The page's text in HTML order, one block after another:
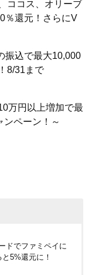
ココス、オリーブ
％還元！さらにV
振込で最大10,000
8/31まで
万円以上増加で最
ンペーン！～
るキャンペーン！
ドでファミペイに
5%還元に！